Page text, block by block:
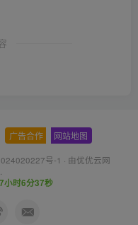
广告合作 网站地图
号-1 · 由优优云网
小时6分38秒